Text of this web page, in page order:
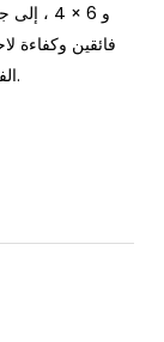
و 6 × 4
فائقين وكفاءة
الفوز من أعلى إلى الجودة والأناقة التي لا مثيل لها.